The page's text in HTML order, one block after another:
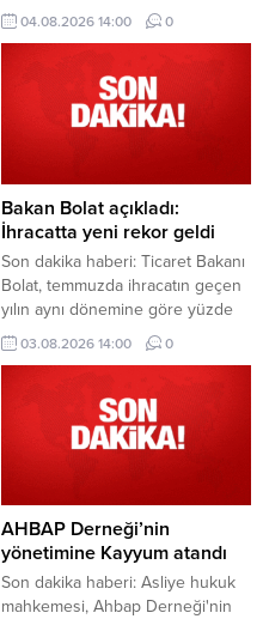
gümrüklerdeki tasfiyelik araç ve
eşyaların ülke ekonomisine
uygulamaya aldığı e-İhale Sistemi
ile bu yılın ilk 6 ayında 2,7 milyar
lira gelir sağlandı.
04.08.2026 14:00 0
Bakan Bolat açıkladı:
İhracatta yeni rekor geldi
Son dakika haberi: Ticaret Bakanı
Bolat, temmuzda ihracatın geçen
yılın aynı dönemine göre yüzde
2,9 artarak 25,6 milyar dolara
ulaştığını ve en yüksek temmuz
bildirdi.
03.08.2026 14:00 0
AHBAP Derneği’nin
yönetimine Kayyum atandı
Son dakika haberi: Asliye hukuk
mahkemesi, Ahbap Derneği'nin